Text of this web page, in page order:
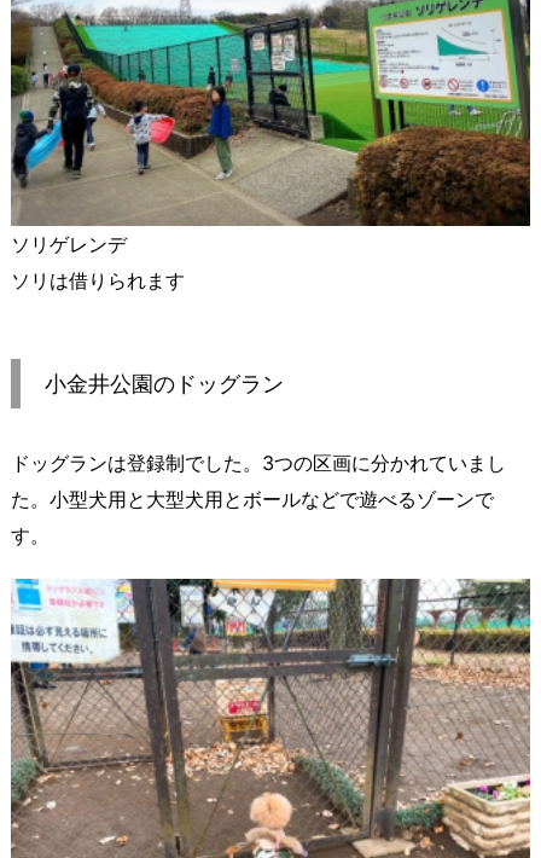
ソリゲレンデ
ソリは借りられます
小金井公園のドッグラン
ドッグランは登録制でした。3つの区画に分かれていまし
た。小型犬用と大型犬用とボールなどで遊べるゾーンで
す。